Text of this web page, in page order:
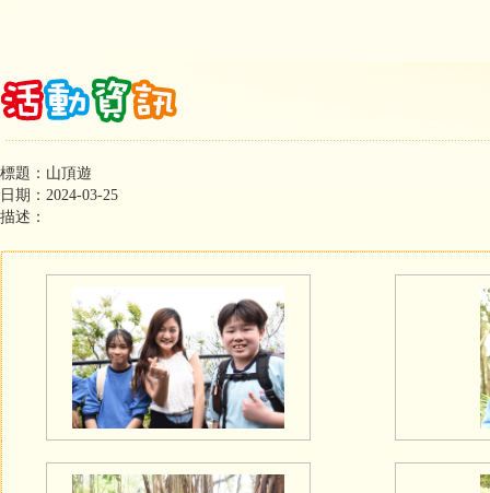
標題：山頂遊
日期：2024-03-25
描述：